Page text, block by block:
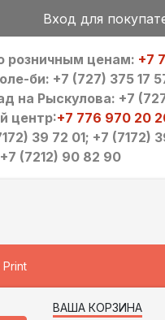
Вход для
розничным ценам: +7
би: +7 (727) 375 17
на Рыскулова: +7
центр:+7 776 970 20
39 72 01; +7 (7172)
(7212) 90 82 90
ВАША КОРЗИНА